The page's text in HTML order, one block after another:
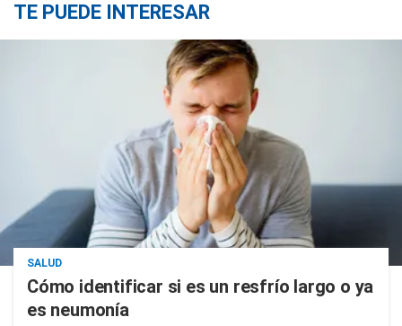
TE PUEDE INTERESAR
SALUD
Cómo identificar si es un resfrío largo o ya
es neumonía